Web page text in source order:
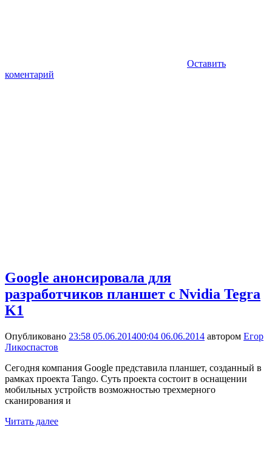
Оставить
коментарий
Google анонсировала для
разработчиков планшет с Nvidia Tegra
K1
Опубликовано 23:58 05.06.201400:04 06.06.2014 автором Егор
Ликоспастов
Сегодня компания Google представила планшет, созданный в
рамках проекта Tango. Суть проекта состоит в оснащении
мобильных устройств возможностью трехмерного
сканирования и
Читать далее